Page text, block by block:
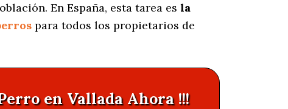
En España, esta tarea es la
para todos los propietarios de
en Vallada Ahora !!!